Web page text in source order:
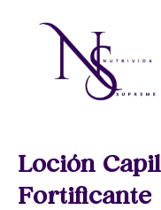
Loción
Fortificante